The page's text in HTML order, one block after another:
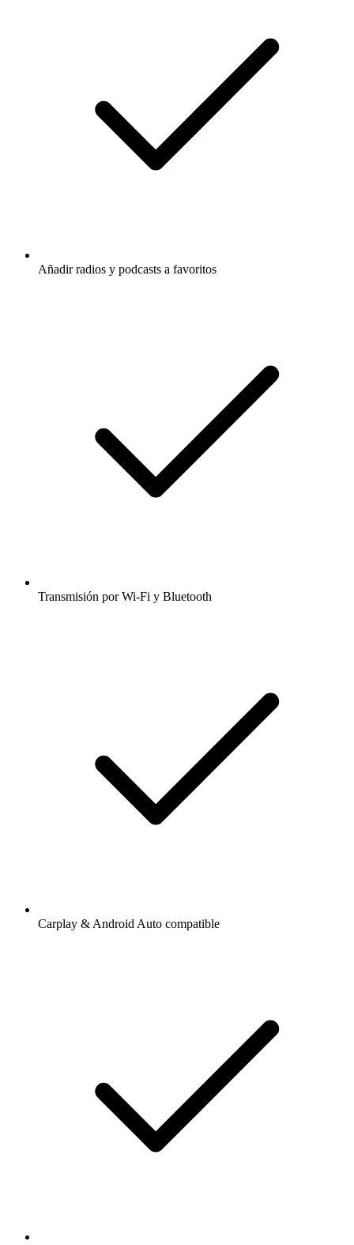
Añadir radios y podcasts a favoritos
Transmisión por Wi-Fi y Bluetooth
Carplay & Android Auto compatible